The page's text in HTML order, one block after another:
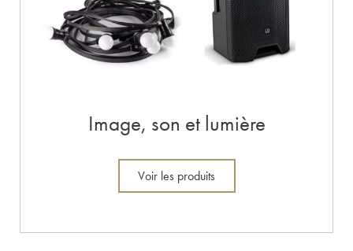
Image, son et lumière
Voir les produits